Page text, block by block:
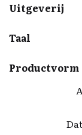
Uitgeverij
Taal
Productvorm